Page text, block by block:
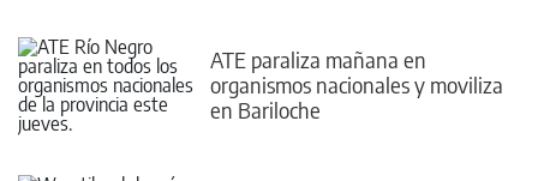
ATE paraliza mañana en
organismos nacionales y moviliza
en Bariloche